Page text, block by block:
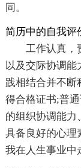
同。
简历中的自我评
工作认真，
以及交际协调能
践相结合并不断
得合格证书;普
的组织协调能力
具备良好的心理
我在人生事业中